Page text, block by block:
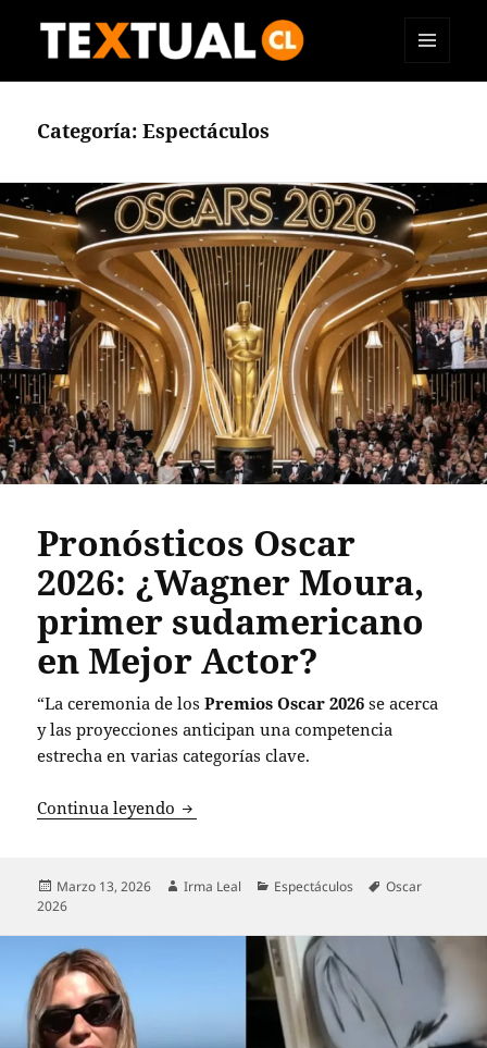
Categoría:Espectáculos
Pronósticos Oscar
2026: ¿Wagner Moura,
primer sudamericano
en Mejor Actor?
“La ceremonia de losPremios Oscar 2026 se acerca
y las proyecciones anticipan una competencia
estrecha en varias categorías clave.
Continua leyendo Pronósticos Oscar 2026: ¿Wagner
Publicado
el
Marzo 13, 2026 Autor
Irma Leal Categorías
Espectáculos Etiquetas
Oscar
2026